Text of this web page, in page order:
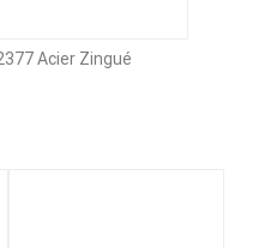
Acier Zingué